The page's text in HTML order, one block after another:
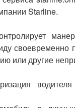
Starline.
своевременно
или другие